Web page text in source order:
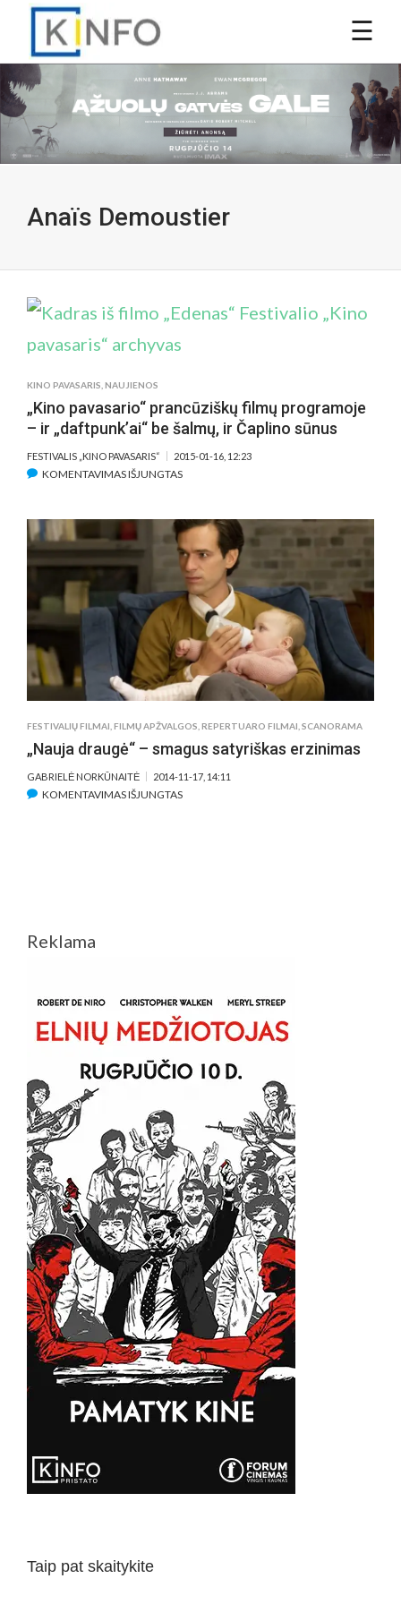
Anaïs Demoustier
KINO PAVASARIS NAUJIENOS
„Kino pavasario“ prancūziškų filmų programoje
– ir „daftpunk’ai“ be šalmų, ir Čaplino sūnus
FESTIVALIS „KINO PAVASARIS“ 2015-01-16, 12:23
KOMENTAVIMAS IŠJUNGTASĮRAŠE
PRANCŪZIŠKŲ
FILMŲ
PROGRAMOJE
IR
„DAFTPUNK’AI“
BE
ŠALMŲ,
IR
ČAPLINO
FESTIVALIŲ FILMAI FILMŲ APŽVALGOS REPERTUARO FILMAI SCANORAMA
„Nauja draugė“ – smagus satyriškas erzinimas
GABRIELĖ NORKŪNAITĖ 2014-11-17, 14:11
KOMENTAVIMAS IŠJUNGTASĮRAŠE
Reklama
Taip pat skaitykite